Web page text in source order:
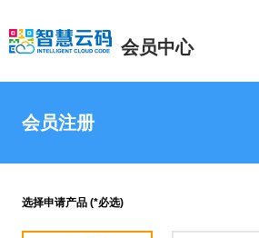
会员中心
会员注册
选择申请产品 (*必选)